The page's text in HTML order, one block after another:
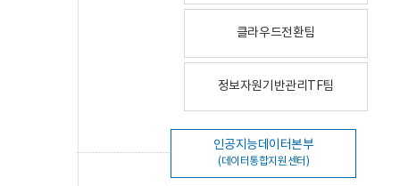
클라우드전환팀
정보자원기반관리TF팀
인공지능데이터본부
(데이터통합지원센터)